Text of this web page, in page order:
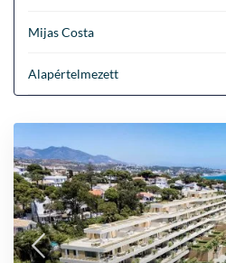
Mijas Costa
Alapértelmezett